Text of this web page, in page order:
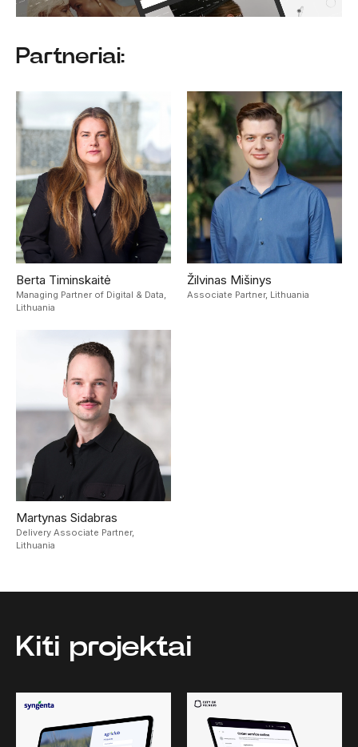
Partneriai:
Berta Timinskaitė
Managing Partner of Digital & Data,
Lithuania
Žilvinas Mišinys
Associate Partner, Lithuania
Martynas Sidabras
Delivery Associate Partner,
Lithuania
Kiti projektai